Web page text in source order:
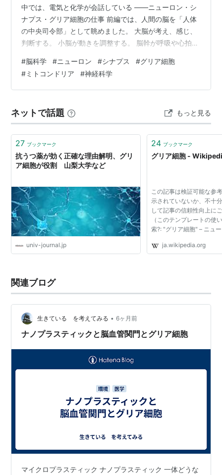
中では、電気と化学が会話している ――ニューロン・シ
ナプス・グリア細胞の仕事 前編では、人間の脳を「人体
の中央司令部」として眺めました。 大脳が考え、感じ、
判断する。 小脳が動きを調整する。 脳幹が呼吸や心拍な
官がいて、電話を片手に各部署へ命令を出しているわけ
ではありません。 頭蓋骨の中にあるのは、無数の細胞
と、その間を行き交う電気信号や化学物質です。 私たち
来事を思い出すとき。 目の前の危険に気づくとき。 誰か
の一言に腹を立てるとき…
#脳科学 #ニューロン #シナプス #グリア細胞
#ミトコンドリア #神経科学
ネットで話題 もっと見る
27 ブックマーク
抗うつ薬が効く正確な理由解明、グリ
ア細胞が役割 山梨大学など
univ-journal.jp
24 ブックマーク
グリア細胞 -
この記事は検証可能な参
示されていないか、不十
して記事の信頼性向上に
（このテンプレートの使
索?: "グリア細胞" – ニュー
サーチ · TWL (2017年5
ja.wikipedia.org
関連ブログ
生きている を考えてみる • 6ヶ月前
ナノプラスティックと脳血管関門とグリア細胞
マイクロプラスティック ナノプラスティック 一体どうな